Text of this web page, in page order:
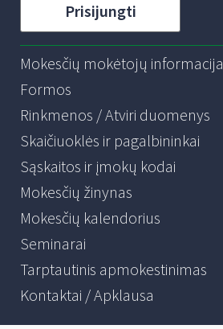
Prisijungti
Mokesčių mokėtojų informacija
Formos
Rinkmenos / Atviri duomenys
Skaičiuoklės ir pagalbininkai
Sąskaitos ir įmokų kodai
Mokesčių žinynas
Mokesčių kalendorius
Seminarai
Tarptautinis apmokestinimas
Kontaktai / Apklausa